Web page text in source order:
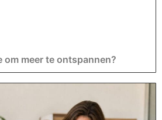
om meer te ontspannen?